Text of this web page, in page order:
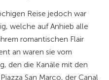
Reise jedoch war
welche auf Anhieb alle
romantischen Flair
an waren sie vom
den die Kanäle mit den
San Marco, der Canal